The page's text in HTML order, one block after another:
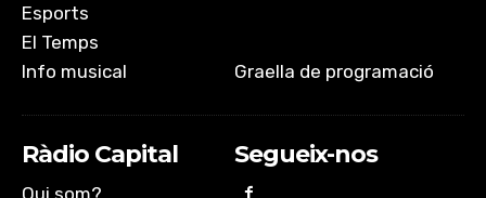
Esports
El Temps
Info musical
Graella de programació
Ràdio Capital
Qui som?
Segueix-nos